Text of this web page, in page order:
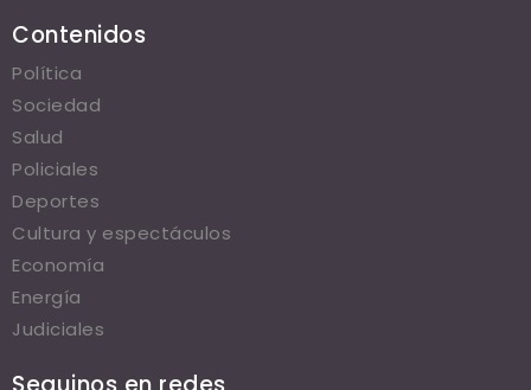
Contenidos
Política
Sociedad
Salud
Policiales
Deportes
Cultura y espectáculos
Economía
Energía
Judiciales